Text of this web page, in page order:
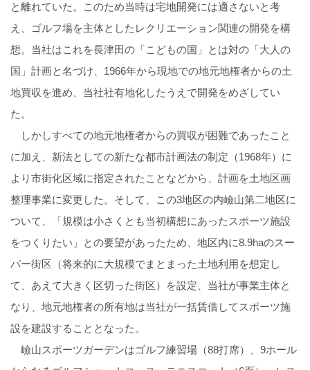
と離れていた。このため当時は宅地開発には適さないと考
え、ゴルフ場を主体としたレクリエーション関連の開発を構
想。当社はこれを長津田の「こどもの国」とは対の「大人の
国」計画と名づけ、1966年から現地での地元地権者からの土
地買収を進め、当社社有地化したうえで開発をめざしてい
た。
しかしすべての地元地権者からの買収が困難であったこと
に加え、新法としての新たな都市計画法の制定（1968年）に
より市街化区域に指定されたことなどから、計画を土地区画
整理事業に変更した。そして、この3地区の内嶮山第二地区に
ついて、「規模は小さくとも当初構想にあったスポーツ施設
をつくりたい」との要望があったため、地区内に8.9haのスー
パー街区（将来的に大規模でまとまった土地利用を想定し
て、あえて大きく区切った街区）を設定、当社が事業主体と
なり、地元地権者の所有地は当社が一括賃借してスポーツ施
設を建設することとなった。
嶮山スポーツガーデンはゴルフ練習場（88打席）、9ホール